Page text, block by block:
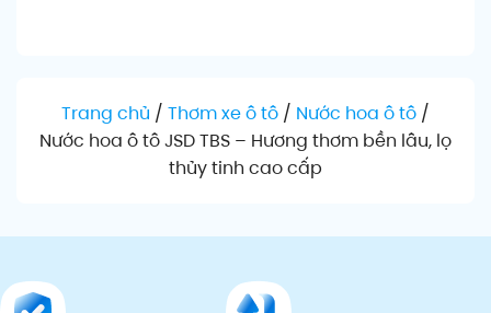
Trang chủ / Thơm xe ô tô/ Nước hoa ô tô/
Nước hoa ô tô JSD TBS – Hương thơm bền lâu, lọ
thủy tinh cao cấp